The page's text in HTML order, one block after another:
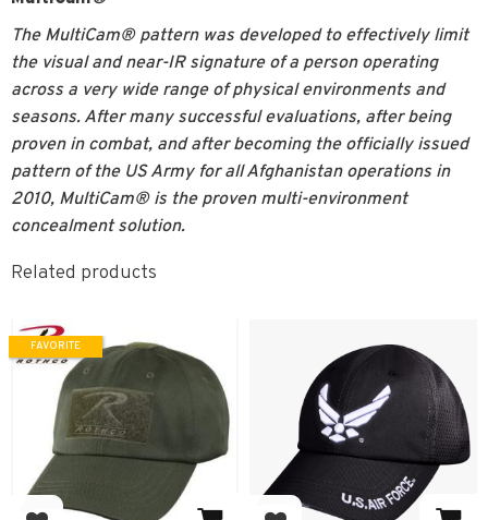
The MultiCam® pattern was developed to effectively limit
the visual and near-IR signature of a person operating
across a very wide range of physical environments and
seasons. After many successful evaluations, after being
proven in combat, and after becoming the officially issued
pattern of the US Army for all Afghanistan operations in
2010, MultiCam® is the proven multi-environment
concealment solution.
Related products
FAVORITE